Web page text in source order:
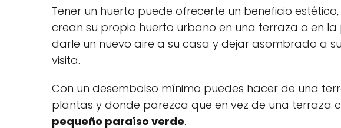
Tener un huerto puede ofrecerte un beneficio
crean su propio huerto urbano en una terraza o en
darle un nuevo aire a su casa y dejar asombrado a
visita.
Con un desembolso mínimo puedes hacer de una
plantas y donde parezca que en vez de una terraza
pequeño paraíso verde.